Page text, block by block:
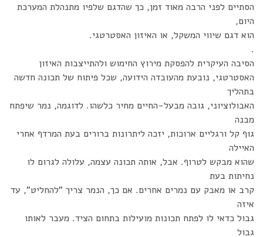
הסתיים לפני הרבה מאוד זמן, כך שהדגם שלפיו מתנהלת המערכת
היום,
הוא דגם שיווי המשקל, או האיזון האסטרטגי.
.
הסיבה העיקרית להפסקת מירוץ החימוש ולהתייצבות האיזון
האסטרטגי, נובעת מהעובדה הידועה, שכל פיתוח של תכונה חדשה
בתהליך
האבולוציוני, גובה מבעל-החיים מחיר כלשהו. לדוגמה, נמר שיפתח
מבנה
גוף קל ורגליים ארוכות, יזכה ליתרונות ברורים בעת המרדף אחרי
האיילה
שהוא מבקש לטרוף. אבל, אותה תכונה עצמה, עלולה לגרום לו
נחיתות בעת
קרב או מאבק עם נמרים אחרים. אם כך, הנמר צריך "להחליט", עד
איזה
גבול כדאי לו לפתח תכונות מועילות בתחום הציד. מעבר לאותו
גבול